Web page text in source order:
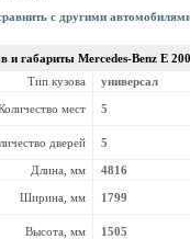
с другими
и габариты Mercedes-Benz E
Тип кузова
универсал
мест 5
дверей 5
Длина, мм 4816
Ширина, мм 1799
Высота, мм 1505